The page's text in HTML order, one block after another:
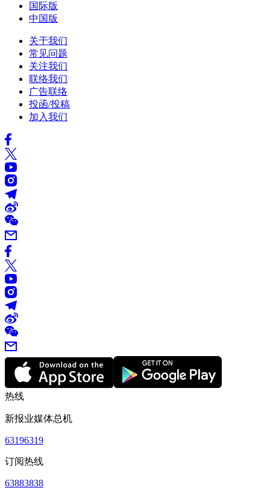
国际版
中国版
关于我们
常见问题
关注我们
联络我们
广告联络
投函/投稿
加入我们
热线
新报业媒体总机
63196319
订阅热线
63883838